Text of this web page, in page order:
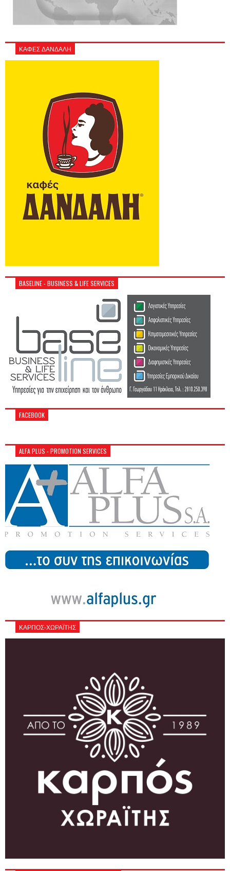
ΚΑΦΕΣ ΔΑΝΔΑΛΗ
BASELINE - BUSINESS & LIFE SERVICES
FACEBOOK
ALFA PLUS - PROMOTION SERVICES
ΚΑΡΠΟΣ-ΧΩΡΑΪΤΗΣ